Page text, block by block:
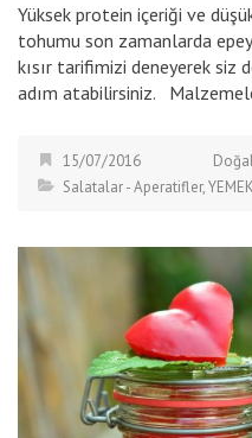
Yüksek protein içeriği ve
tohumu son zamanlarda
kısır tarifimizi deneyerek siz
adım atabilirsiniz.
15/07/2016
Salatalar - Aperatifler,